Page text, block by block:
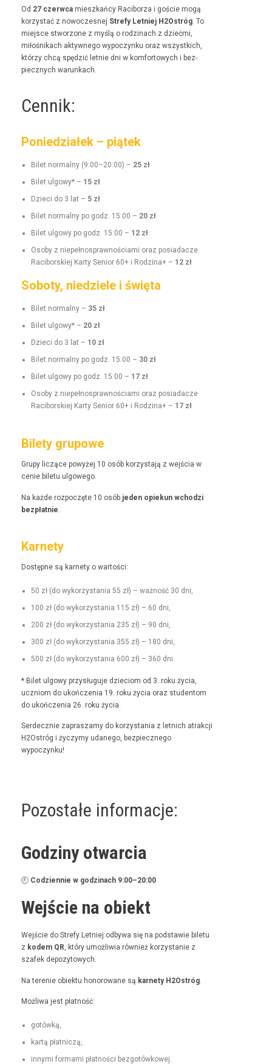
Od 27 czer­w­ca mieszkań­cy Raci­borza i goś­cie mogą
korzys­tać z nowoczes­nej Stre­fy Let­niej H2Ostróg. To
miejsce stwor­zone z myślą o rodz­i­nach z dzieć­mi,
miłośnikach akty­wnego wypoczynku oraz wszys­t­kich,
którzy chcą spędz­ić let­nie dni w kom­for­towych i bez­
piecznych warunkach.
Cennik:
Poniedziałek – piątek
Bilet nor­mal­ny (9:00–20:00) – 25 zł
Bilet ulgo­wy* – 15 zł
Dzieci do 3 lat – 5 zł
Bilet nor­mal­ny po godz. 15:00 – 20 zł
Bilet ulgo­wy po godz. 15:00 – 12 zł
Oso­by z niepełnosprawnoś­ci­a­mi oraz posi­adacze
Raci­borskiej Kar­ty Senior 60+ i Rodz­i­na+ – 12 zł
Soboty, niedziele i święta
Bilet nor­mal­ny – 35 zł
Bilet ulgo­wy* – 20 zł
Dzieci do 3 lat – 10 zł
Bilet nor­mal­ny po godz. 15:00 – 30 zł
Bilet ulgo­wy po godz. 15:00 – 17 zł
Oso­by z niepełnosprawnoś­ci­a­mi oraz posi­adacze
Raci­borskiej Kar­ty Senior 60+ i Rodz­i­na+ – 17 zł
Bilety grupowe
Grupy liczące powyżej 10 osób korzys­ta­ją z wejś­cia w
cenie bile­tu ulgowego.
Na każde rozpoczęte 10 osób jeden opiekun wchodzi
bezpłat­nie.
Karnety
Dostęp­ne są kar­ne­ty o wartości:
50 zł (do wyko­rzys­ta­nia 55 zł) – ważność 30 dni,
100 zł (do wyko­rzys­ta­nia 115 zł) – 60 dni,
200 zł (do wyko­rzys­ta­nia 235 zł) – 90 dni,
300 zł (do wyko­rzys­ta­nia 355 zł) – 180 dni,
500 zł (do wyko­rzys­ta­nia 600 zł) – 360 dni.
* Bilet ulgo­wy przysługu­je dzieciom od 3. roku życia,
uczniom do ukończenia 19. roku życia oraz stu­den­tom
do ukończenia 26. roku życia.
Serdecznie zaprasza­my do korzys­ta­nia z let­nich atrakcji
H2Ostróg i życzymy udanego, bez­piecznego
wypoczynku!
Pozostałe informacje:
Godziny otwarcia
🕘 Codzi­en­nie w godz­i­nach 9:00–20:00
Wejście na obiekt
Wejś­cie do Stre­fy Let­niej odby­wa się na pod­staw­ie bile­tu
z kodem QR, który umożli­wia również korzys­tanie z
szafek depozytowych.
Na tere­nie obiek­tu hon­orowane są kar­ne­ty H2Ostróg
Możli­wa jest płatność:
gotówką,
kartą płat­niczą,
inny­mi for­ma­mi płat­noś­ci bezgotówkowej.